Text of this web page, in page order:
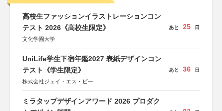
高校生ファッションイラストレーションコン
テスト 2026《高校生限定》
文化学園大学
あと 25 日
UniLife学生下宿年鑑2027 表紙デザインコン
テスト《学生限定》
株式会社ジェイ・エス・ビー
あと 36 日
ミラタップデザインアワード 2026 プロダク